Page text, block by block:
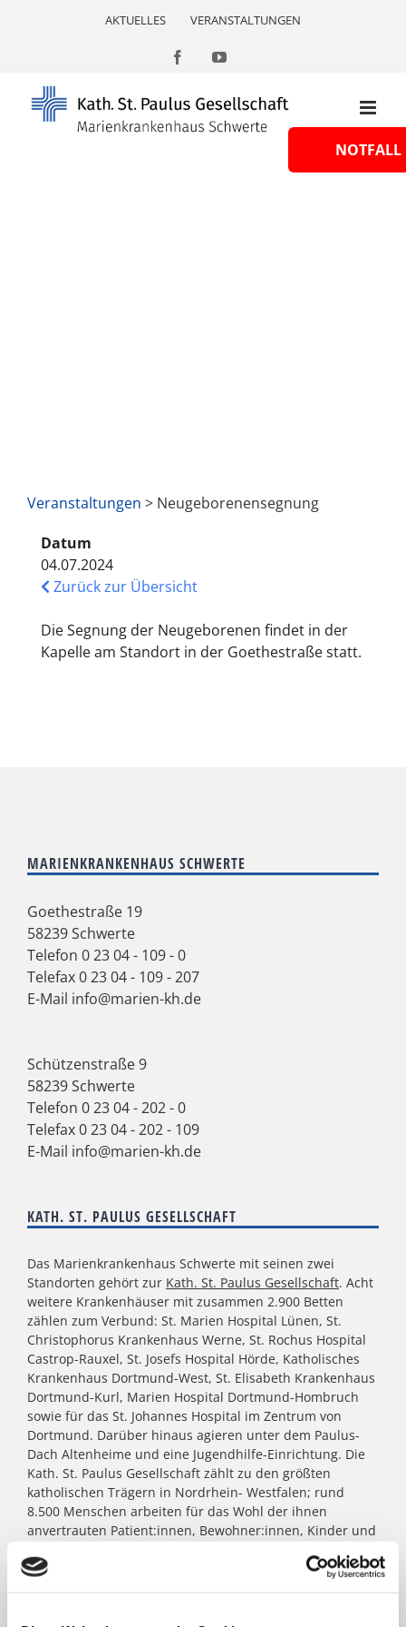
AKTUELLES VERANSTALTUNGEN
FacebookYouTube
Veranstaltungen > Neugeborenensegnung
Datum
04.07.2024
Zurück zur Übersicht
Die Segnung der Neugeborenen findet in der
Kapelle am Standort in der Goethestraße statt.
MARIENKRANKENHAUS SCHWERTE
Goethestraße 19
58239 Schwerte
Telefon 0 23 04 - 109 - 0
Telefax 0 23 04 - 109 - 207
E-Mail info@marien-kh.de
Schützenstraße 9
58239 Schwerte
Telefon 0 23 04 - 202 - 0
Telefax 0 23 04 - 202 - 109
E-Mail info@marien-kh.de
KATH. ST. PAULUS GESELLSCHAFT
Das Marienkrankenhaus Schwerte mit seinen zwei
Standorten gehört zur Kath. St. Paulus Gesellschaft. Acht
weitere Krankenhäuser mit zusammen 2.900 Betten
zählen zum Verbund: St. Marien Hospital Lünen, St.
Christophorus Krankenhaus Werne, St. Rochus Hospital
Castrop-Rauxel, St. Josefs Hospital Hörde, Katholisches
Krankenhaus Dortmund-West, St. Elisabeth Krankenhaus
Dortmund-Kurl, Marien Hospital Dortmund-Hombruch
sowie für das St. Johannes Hospital im Zentrum von
Dortmund. Darüber hinaus agieren unter dem Paulus-
Dach Altenheime und eine Jugendhilfe-Einrichtung. Die
Kath. St. Paulus Gesellschaft zählt zu den größten
katholischen Trägern in Nordrhein- Westfalen; rund
8.500 Menschen arbeiten für das Wohl der ihnen
anvertrauten Patient:innen, Bewohner:innen, Kinder und
NOTFALL